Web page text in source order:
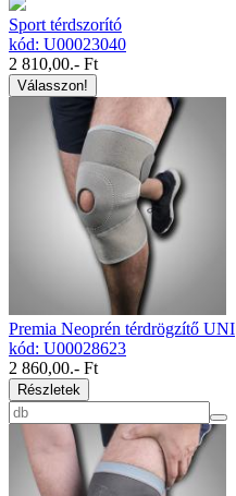
Sport térdszorító
kód: U00023040
2 810,00.- Ft
Válasszon!
Premia Neoprén térdrögzítő UNI
kód: U00028623
2 860,00.- Ft
Részletek